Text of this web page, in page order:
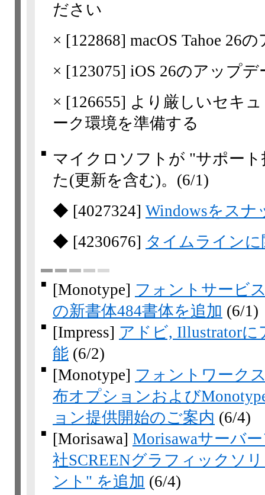
ださい
× [122868] macOS Tahoe 26
× [123075] iOS 26のアップ
× [126655] より厳しいセキ
ーク環境を準備する
■
マイクロソフトが "サポー
た(更新を含む)。 (6/1)
◆ [4027324] Windowsをスナ
◆ [4230676] タイムライン
■ [Monotype] フォントサービ
の新書体484書体を追加 (6/1)
■ [Impress] アドビ, Illustrator
能 (6/2)
■ [Monotype] フォントワーク
布オプションおよび
ョン提供開始のご案内 (6/4)
■ [Morisawa] Morisawaサーバ
社SCREENグラフィックソ
ント" を追加 (6/4)